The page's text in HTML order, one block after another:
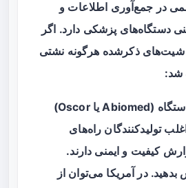
در جمع‌آوری اطلاعات و
دستگاه‌های پزشکی دارد. اگر
شیت‌های ذکرشده هرگونه نشتی
شد:
به تولیدکننده دستگاه (Abiomed یا Oscor)
تولیدکنندگان راه‌های
کیفیت و ایمنی دارند.
در آمریکا می‌توان از